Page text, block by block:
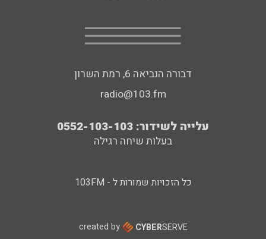
דבורה הנביאה 6, רמת השרון
radio@103.fm
עלייה לשידור: 0552-103-103
בעלות שיחה רגילה
כל הזכויות שמורות ל - 103FM
created by CYBERSERVE